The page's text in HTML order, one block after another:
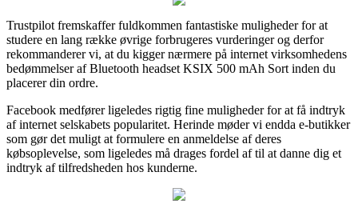
Trustpilot fremskaffer fuldkommen fantastiske muligheder for at
studere en lang række øvrige forbrugeres vurderinger og derfor
rekommanderer vi, at du kigger nærmere på internet virksomhedens
bedømmelser af Bluetooth headset KSIX 500 mAh Sort inden du
placerer din ordre.
Facebook medfører ligeledes rigtig fine muligheder for at få indtryk
af internet selskabets popularitet. Herinde møder vi endda e-butikker
som gør det muligt at formulere en anmeldelse af deres
købsoplevelse, som ligeledes må drages fordel af til at danne dig et
indtryk af tilfredsheden hos kunderne.